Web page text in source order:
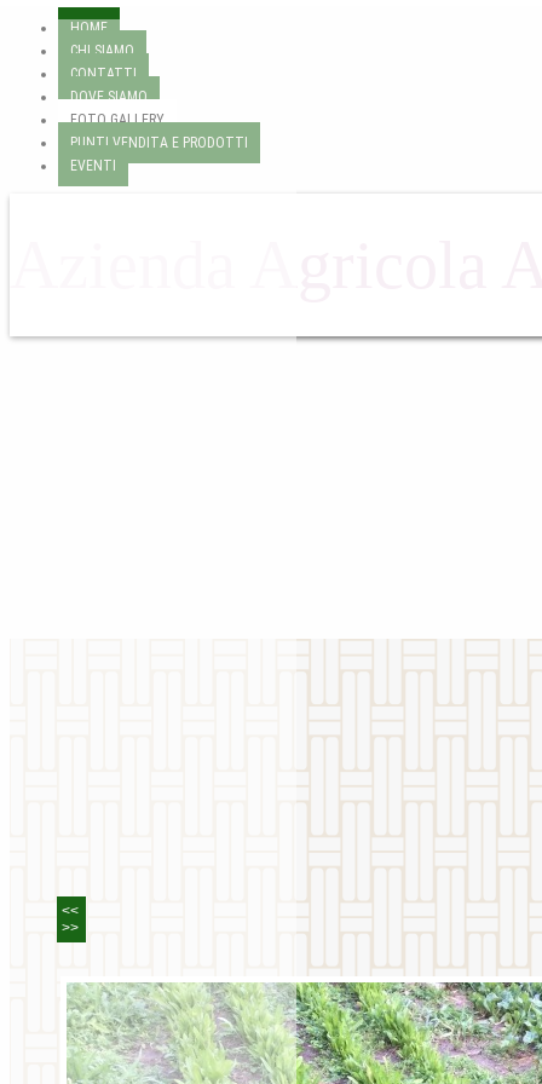
HOME
CHI SIAMO
CONTATTI
DOVE SIAMO
FOTO GALLERY
PUNTI VENDITA E PRODOTTI
EVENTI
<<
>>